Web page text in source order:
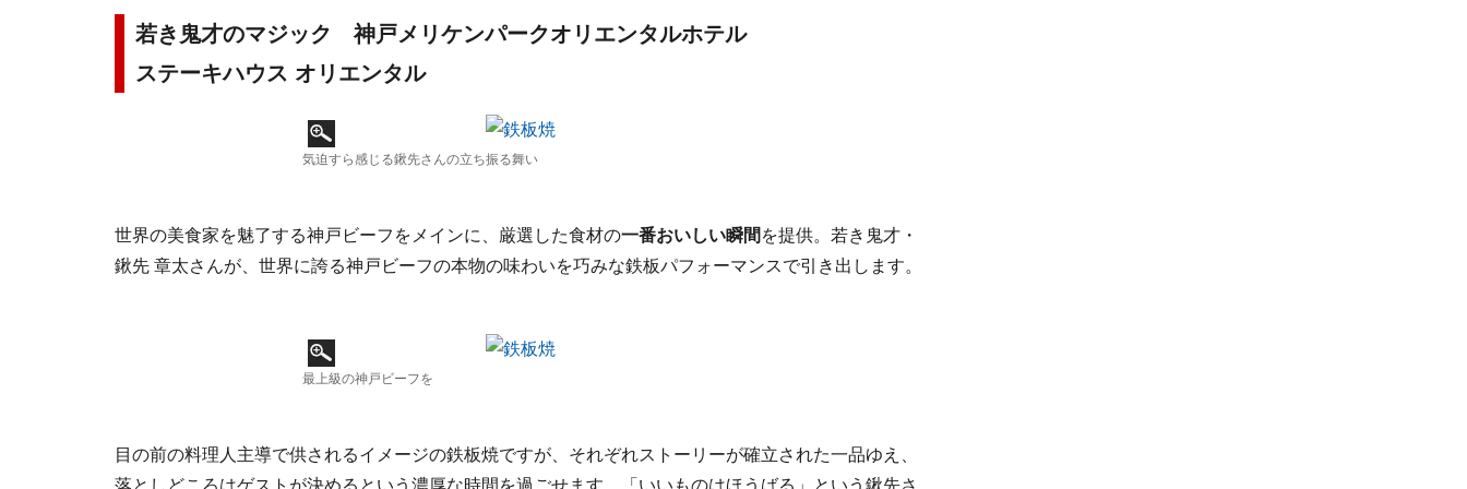
若き鬼才のマジック 神戸メリケンパークオリエンタルホテル
ステーキハウス オリエンタル
気迫すら感じる鍬先さんの立ち振る舞い
世界の美食家を魅了する神戸ビーフをメインに、厳選した食材の一番おいしい瞬間 を提供。若き鬼才・
鍬先 章太さんが、世界に誇る神戸ビーフの本物の味わいを巧みな鉄板パフォーマンスで引き出します。
最上級の神戸ビーフを
目の前の料理人主導で供されるイメージの鉄板焼ですが、それぞれストーリーが確立された一品ゆえ、
落としどころはゲストが決めるという濃厚な時間を過ごせます。「いいものはほうばる」という鍬先さ